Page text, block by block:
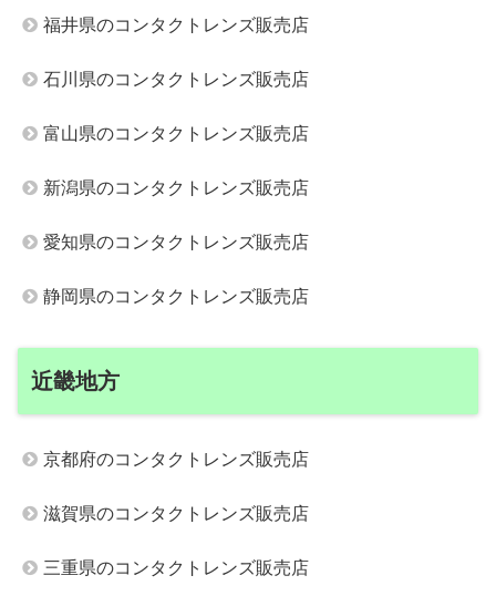
福井県のコンタクトレンズ販売店
石川県のコンタクトレンズ販売店
富山県のコンタクトレンズ販売店
新潟県のコンタクトレンズ販売店
愛知県のコンタクトレンズ販売店
静岡県のコンタクトレンズ販売店
近畿地方
京都府のコンタクトレンズ販売店
滋賀県のコンタクトレンズ販売店
三重県のコンタクトレンズ販売店